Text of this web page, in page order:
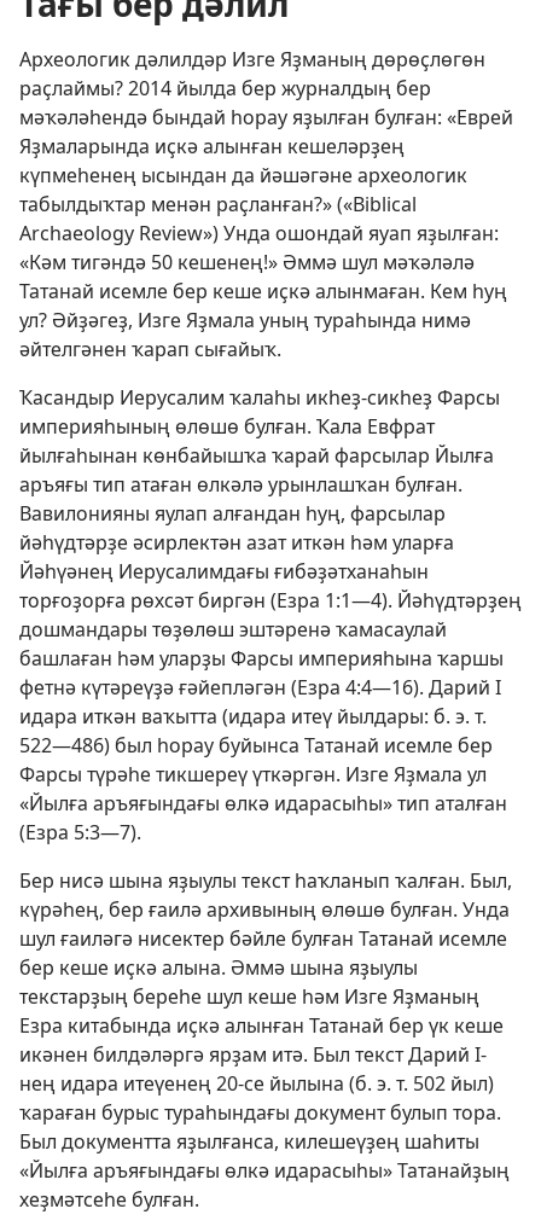
Археологик дәлилдәр Изге Яҙманың дөрөҫлөгөн
раҫлаймы? 2014 йылда бер журналдың бер
мәҡәләһендә бындай һорау яҙылған булған: «Еврей
Яҙмаларында иҫкә алынған кешеләрҙең
күпмеһенең ысындан да йәшәгәне археологик
табылдыҡтар менән раҫланған?» («Biblical
Archaeology Review») Унда ошондай яуап яҙылған:
«Кәм тигәндә 50 кешенең!» Әммә шул мәҡәләлә
Татанай исемле бер кеше иҫкә алынмаған. Кем һуң
ул? Әйҙәгеҙ, Изге Яҙмала уның тураһында нимә
әйтелгәнен ҡарап сығайыҡ.
Ҡасандыр Иерусалим ҡалаһы икһеҙ-сикһеҙ Фарсы
империяһының өлөшө булған. Ҡала Евфрат
йылғаһынан көнбайышҡа ҡарай фарсылар Йылға
аръяғы тип атаған өлкәлә урынлашҡан булған.
Вавилонияны яулап алғандан һуң, фарсылар
йәһүдтәрҙе әсирлектән азат иткән һәм уларға
Йәһүәнең Иерусалимдағы ғибәҙәтханаһын
торғоҙорға рөхсәт биргән (Езра 1:1—4). Йәһүдтәрҙең
дошмандары төҙөлөш эштәренә ҡамасаулай
башлаған һәм уларҙы Фарсы империяһына ҡаршы
фетнә күтәреүҙә ғәйепләгән (Езра 4:4—16). Дарий I
идара иткән ваҡытта (идара итеү йылдары: б. э. т.
522—486) был һорау буйынса Татанай исемле бер
Фарсы түрәһе тикшереү үткәргән. Изге Яҙмала ул
«Йылға аръяғындағы өлкә идарасыһы» тип аталған
(Езра 5:3—7).
Бер нисә шына яҙыулы текст һаҡланып ҡалған. Был,
күрәһең, бер ғаилә архивының өлөшө булған. Унда
шул ғаиләгә нисектер бәйле булған Татанай исемле
бер кеше иҫкә алына. Әммә шына яҙыулы
текстарҙың береһе шул кеше һәм Изге Яҙманың
Езра китабында иҫкә алынған Татанай бер үк кеше
икәнен билдәләргә ярҙам итә. Был текст Дарий I-
нең идара итеүенең 20-се йылына (б. э. т. 502 йыл)
ҡараған бурыс тураһындағы документ булып тора.
Был документта яҙылғанса, килешеүҙең шаһиты
«Йылға аръяғындағы өлкә идарасыһы» Татанайҙың
хеҙмәтсеһе булған.